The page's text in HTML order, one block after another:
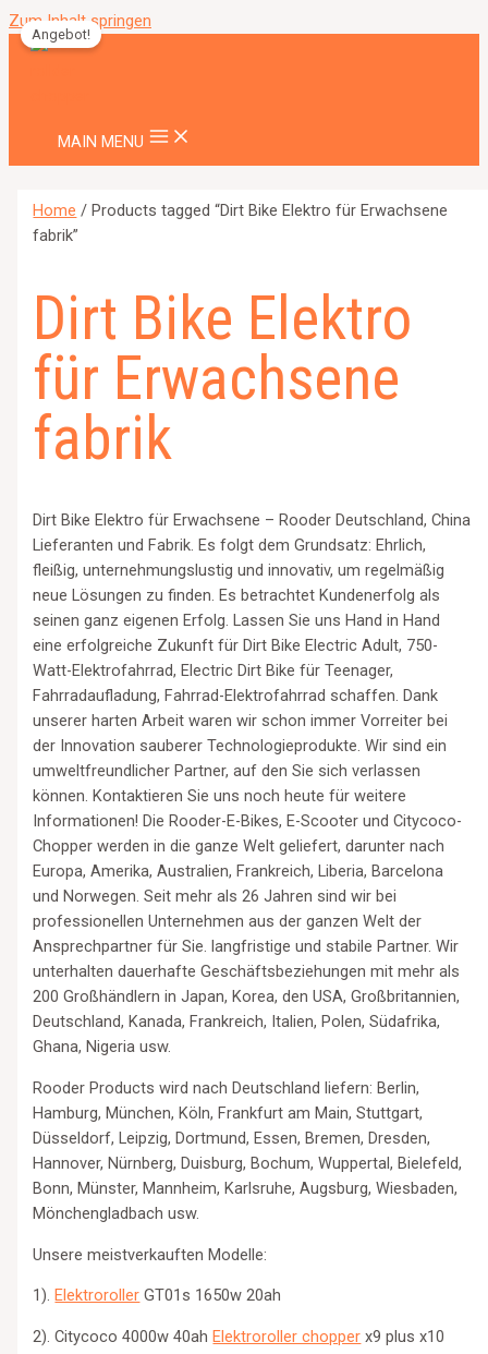
Zum Inhalt springen
MAIN MENU
Home / Products tagged “Dirt Bike Elektro für Erwachsene
fabrik”
Dirt Bike Elektro
für Erwachsene
fabrik
Dirt Bike Elektro für Erwachsene – Rooder Deutschland, China
Lieferanten und Fabrik. Es folgt dem Grundsatz: Ehrlich,
fleißig, unternehmungslustig und innovativ, um regelmäßig
neue Lösungen zu finden. Es betrachtet Kundenerfolg als
seinen ganz eigenen Erfolg. Lassen Sie uns Hand in Hand
eine erfolgreiche Zukunft für Dirt Bike Electric Adult, 750-
Watt-Elektrofahrrad, Electric Dirt Bike für Teenager,
Fahrradaufladung, Fahrrad-Elektrofahrrad schaffen. Dank
unserer harten Arbeit waren wir schon immer Vorreiter bei
der Innovation sauberer Technologieprodukte. Wir sind ein
umweltfreundlicher Partner, auf den Sie sich verlassen
können. Kontaktieren Sie uns noch heute für weitere
Informationen! Die Rooder-E-Bikes, E-Scooter und Citycoco-
Chopper werden in die ganze Welt geliefert, darunter nach
Europa, Amerika, Australien, Frankreich, Liberia, Barcelona
und Norwegen. Seit mehr als 26 Jahren sind wir bei
professionellen Unternehmen aus der ganzen Welt der
Ansprechpartner für Sie. langfristige und stabile Partner. Wir
unterhalten dauerhafte Geschäftsbeziehungen mit mehr als
200 Großhändlern in Japan, Korea, den USA, Großbritannien,
Deutschland, Kanada, Frankreich, Italien, Polen, Südafrika,
Ghana, Nigeria usw.
Rooder Products wird nach Deutschland liefern: Berlin,
Hamburg, München, Köln, Frankfurt am Main, Stuttgart,
Düsseldorf, Leipzig, Dortmund, Essen, Bremen, Dresden,
Hannover, Nürnberg, Duisburg, Bochum, Wuppertal, Bielefeld,
Bonn, Münster, Mannheim, Karlsruhe, Augsburg, Wiesbaden,
Mönchengladbach usw.
Unsere meistverkauften Modelle:
1).Elektroroller GT01s 1650w 20ah
2). Citycoco 4000w 40ahElektroroller chopper x9 plus x10
Angebot!